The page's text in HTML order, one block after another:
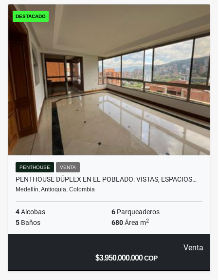
DESTACADO
PENTHOUSE VENTA
PENTHOUSE DÚPLEX EN EL POBLADO: VISTAS, ESPACIOS…
Medellín, Antioquia, Colombia
4Alcobas 6 Parqueaderos
5 Baños 680Área m2
Venta
$3.950.000.000COP